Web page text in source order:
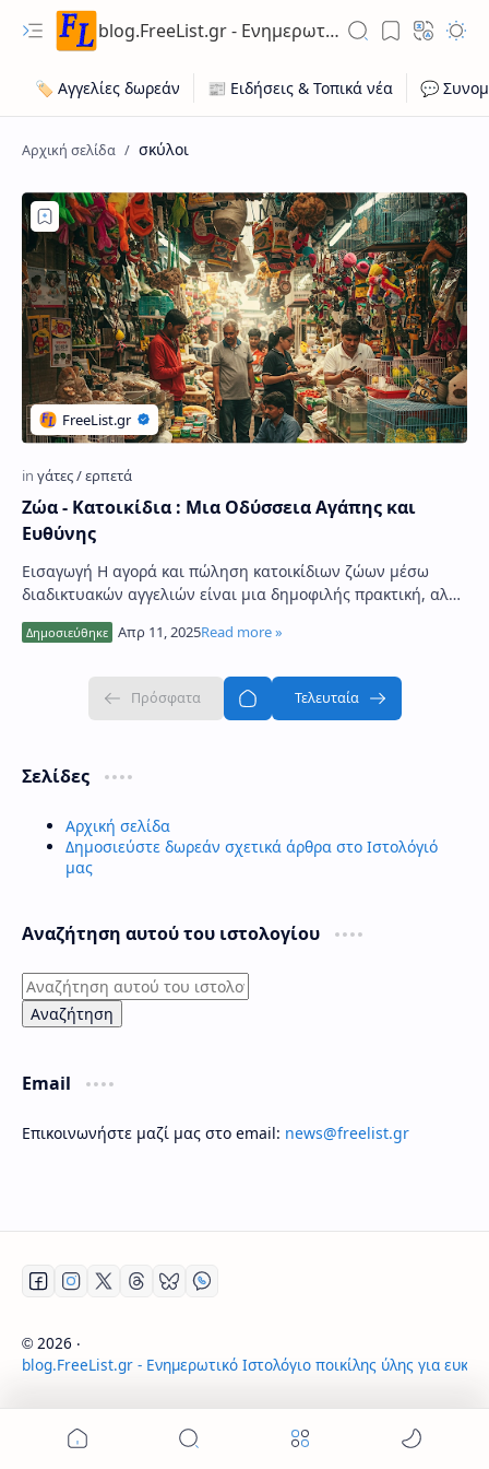
blog.FreeList.gr - Ενημερωτικό Ιστολόγιο ποικίλης ύλης για ευκαιρίες εργασίας, ακίνητων, οχήματων
σκύλοι
Ζώα - Κατοικίδια : Μια Οδύσσεια Αγάπης και
Ευθύνης
Εισαγωγή Η αγορά και πώληση κατοικίδιων ζώων μέσω
διαδικτυακών αγγελιών είναι μια δημοφιλής πρακτική, αλλά
Σελίδες
Αρχική σελίδα
Δημοσιεύστε δωρεάν σχετικά άρθρα στο Ιστολόγιό
μας
Αναζήτηση αυτού του ιστολογίου
Email
Επικοινωνήστε μαζί μας στο email: news@freelist.gr
© 2026 ‧
blog.FreeList.gr - Ενημερωτικό Ιστολόγιο ποικίλης ύλης για